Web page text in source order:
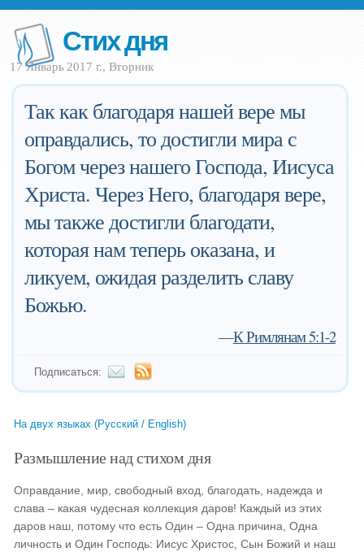
Стих дня
17 Январь 2017 г., Вторник
Так как благодаря нашей вере мы
оправдались, то достигли мира с
Богом через нашего Господа, Иисуса
Христа. Через Него, благодаря вере,
мы также достигли благодати,
которая нам теперь оказана, и
ликуем, ожидая разделить славу
Божью.
—К Римлянам 5:1-2
Подписаться:
На двух языках (Русский / English)
Размышление над стихом дня
Оправдание, мир, свободный вход, благодать, надежда и
слава – какая чудесная коллекция даров! Каждый из этих
даров наш, потому что есть Один – Одна причина, Одна
личность и Один Господь: Иисус Христос, Сын Божий и наш